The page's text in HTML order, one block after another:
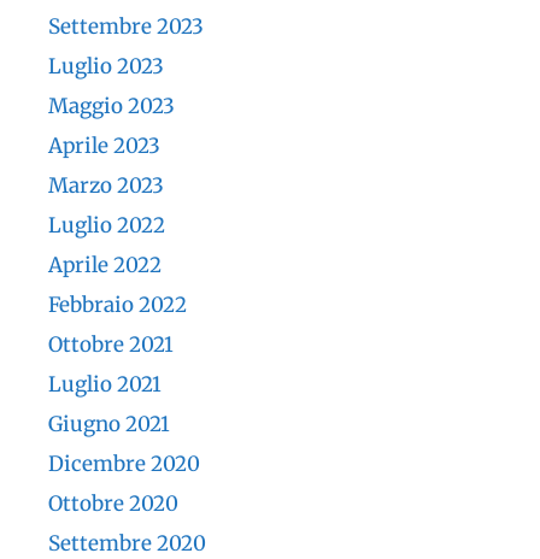
Settembre 2023
Luglio 2023
Maggio 2023
Aprile 2023
Marzo 2023
Luglio 2022
Aprile 2022
Febbraio 2022
Ottobre 2021
Luglio 2021
Giugno 2021
Dicembre 2020
Ottobre 2020
Settembre 2020